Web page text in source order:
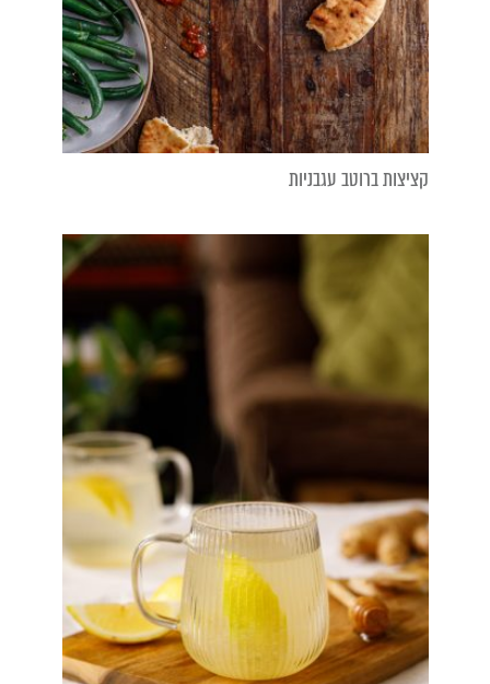
קציצות ברוטב עגבניות